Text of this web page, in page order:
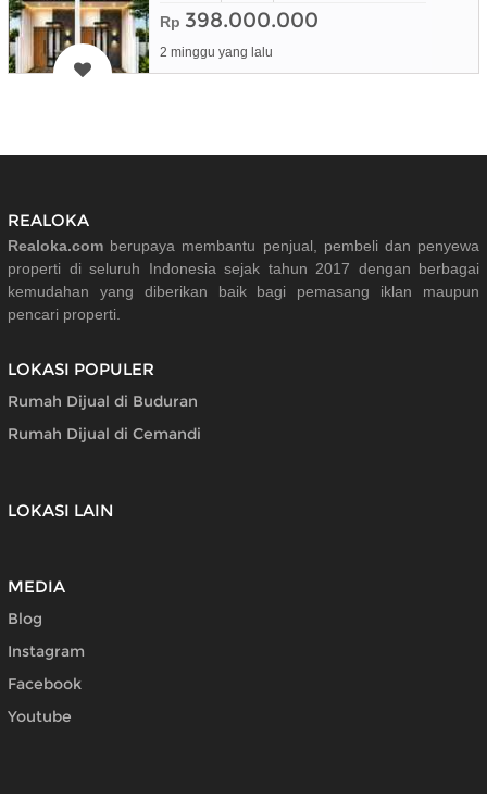
Rp 398.000.000
2 minggu yang lalu
REALOKA
Realoka.com berupaya membantu penjual, pembeli dan penyewa
properti di seluruh Indonesia sejak tahun 2017 dengan berbagai
kemudahan yang diberikan baik bagi pemasang iklan maupun
pencari properti.
LOKASI POPULER
Rumah Dijual di Buduran
Rumah Dijual di Cemandi
LOKASI LAIN
MEDIA
Blog
Instagram
Facebook
Youtube